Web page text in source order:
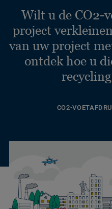
Wilt u de CO2-
project
van uw project
ontdek hoe u
CO2-